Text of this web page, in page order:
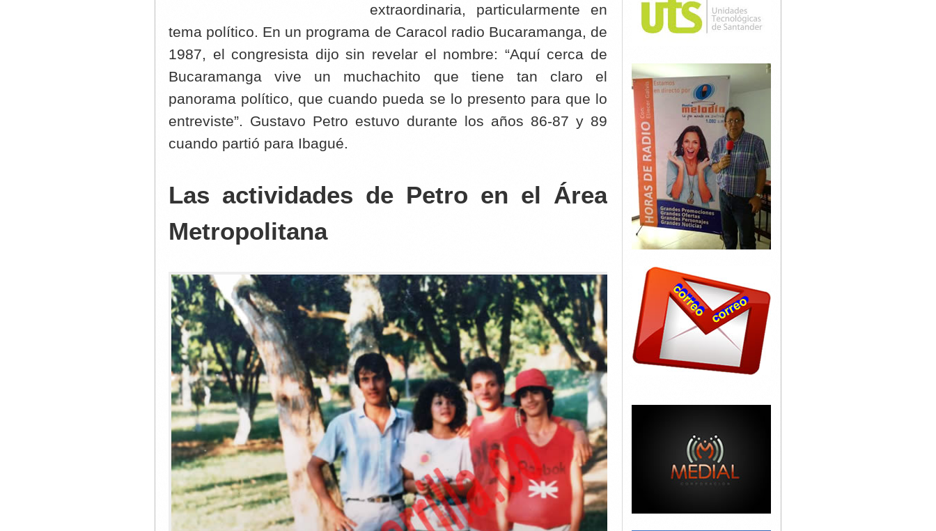
extraordinaria, particularmente en
tema político. En un programa de Caracol radio Bucaramanga, de
1987, el congresista dijo sin revelar el nombre: “Aquí cerca de
Bucaramanga vive un muchachito que tiene tan claro el
panorama político, que cuando pueda se lo presento para que lo
entreviste”. Gustavo Petro estuvo durante los años 86-87 y 89
cuando partió para Ibagué.
Las actividades de Petro en el Área
Metropolitana